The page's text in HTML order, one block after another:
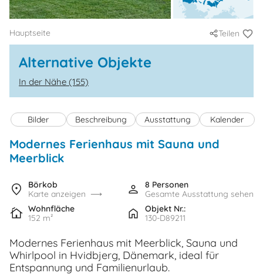
Hauptseite Teilen
Alternative Objekte
In der Nähe (155)
Bilder Beschreibung Ausstattung Kalender
Modernes Ferienhaus mit Sauna und
Meerblick
Börkob
Karte anzeigen
8 Personen
Gesamte Ausstattung sehen
Wohnfläche
152 m²
Objekt Nr.:
130-D89211
Modernes Ferienhaus mit Meerblick, Sauna und
Whirlpool in Hvidbjerg, Dänemark, ideal für
Entspannung und Familienurlaub.